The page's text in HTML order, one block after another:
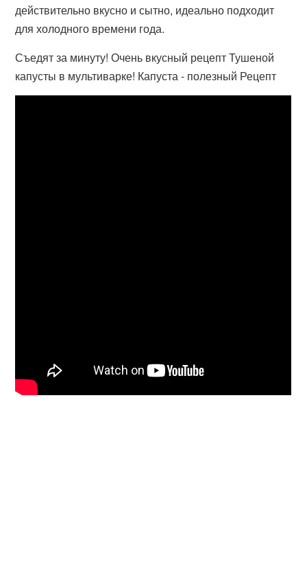
действительно вкусно и сытно, идеально подходит
для холодного времени года.
Съедят за минуту! Очень вкусный рецепт Тушеной
капусты в мультиварке! Капуста - полезный Рецепт